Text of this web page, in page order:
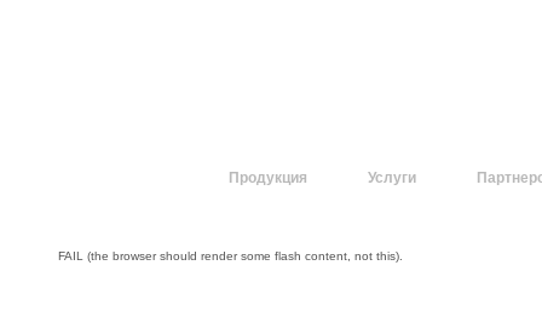
Продукция Услуги
FAIL (the browser should render some flash content, not this).